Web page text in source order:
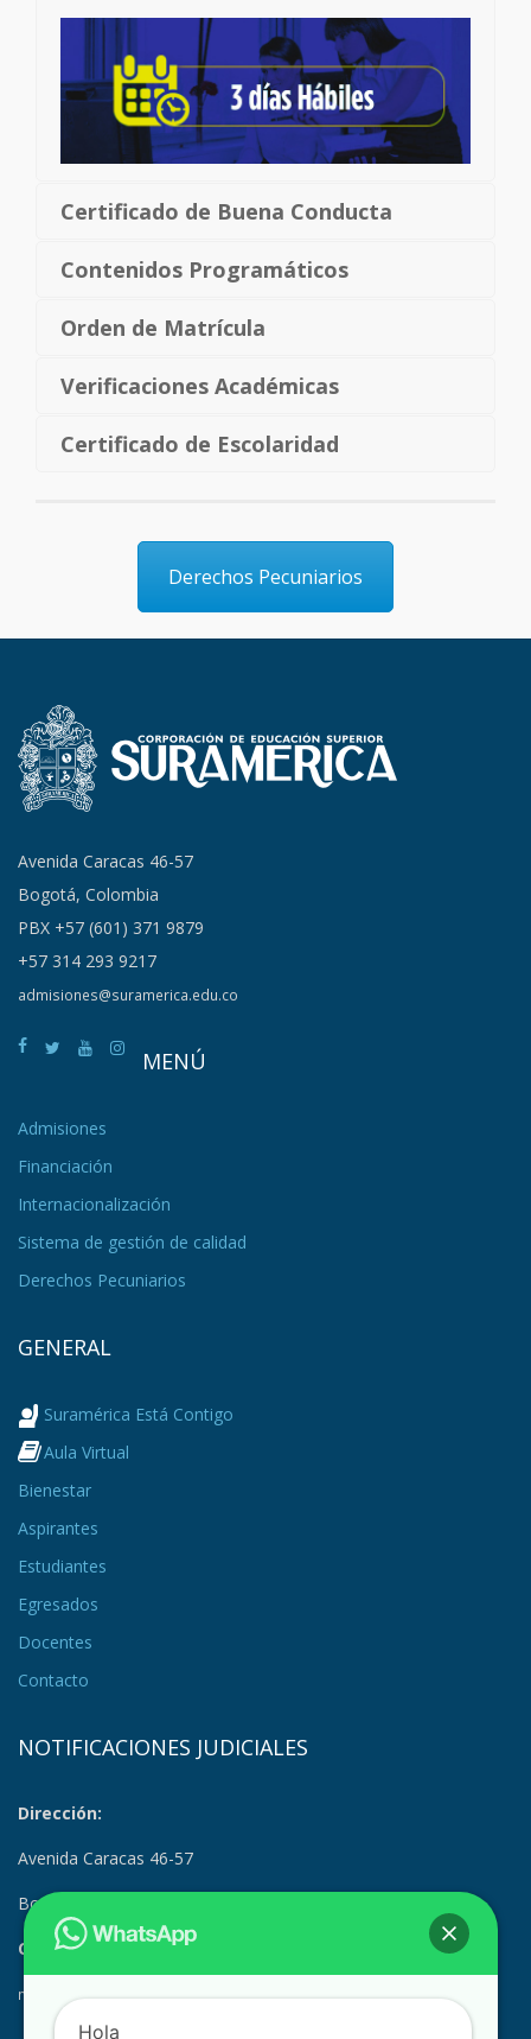
Certificado de Buena Conducta
Contenidos Programáticos
Orden de Matrícula
Verificaciones Académicas
Certificado de Escolaridad
Derechos Pecuniarios
Avenida Caracas 46-57
Bogotá, Colombia
PBX +57 (601) 371 9879
+57 314 293 9217
admisiones@suramerica.edu.co
MENÚ
Admisiones
Financiación
Internacionalización
Sistema de gestión de calidad
Derechos Pecuniarios
GENERAL
Suramérica Está Contigo
Aula Virtual
Bienestar
Aspirantes
Estudiantes
Egresados
Docentes
Contacto
NOTIFICACIONES JUDICIALES
Dirección:
Avenida Caracas 46-57
Bogotá, Colombia
Correo Electrónico:
notificacionesjudiciales@suramerica.edu.co
Hola